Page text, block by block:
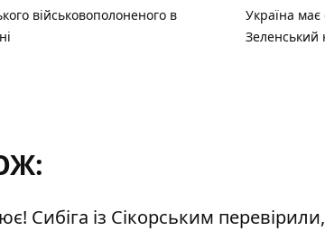
військовополоненого в
Україна
Зеленський
Сибіга із Сікорським